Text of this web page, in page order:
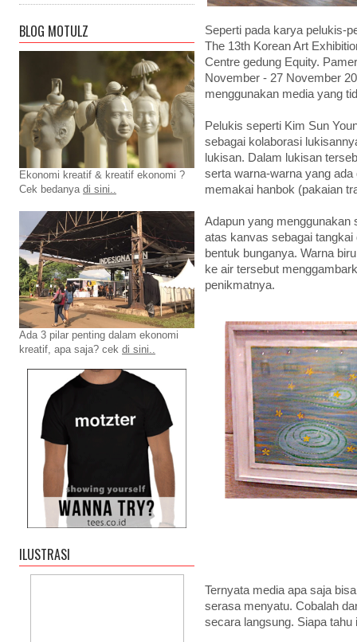
Seperti pada karya pelukis-
The 13th Korean Art
Centre gedung Equity.
November - 27 November
menggunakan media yang
Pelukis seperti Kim Sun
sebagai kolaborasi
lukisan. Dalam lukisan
serta warna-warna yang
memakai hanbok (pakaian
Adapun yang menggunakan
atas kanvas sebagai tangkai
bentuk bunganya. Warna
ke air tersebut
penikmatnya.
Ternyata media apa saja
serasa menyatu. Cobalah
secara langsung. Siapa
BLOG MOTULZ
Ekonomi kreatif & kreatif ekonomi ?
Cek bedanya di sini..
Ada 3 pilar penting dalam ekonomi
kreatif, apa saja? cek di sini..
ILUSTRASI